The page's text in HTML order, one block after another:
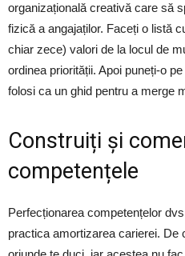
organizațională creativă care să
fizică a angajaților. Faceți o listă
chiar zece) valori de la locul de
ordinea priorității. Apoi puneți-o
folosi ca un ghid pentru a merge
Construiți și
competențele
Perfecționarea competențelor
practica amortizarea carierei. De